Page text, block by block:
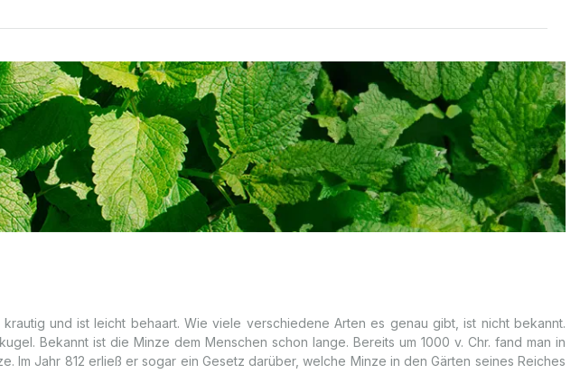
und ist leicht behaart. Wie viele verschiedene Arten es genau gibt, ist nicht bekannt.
Bekannt ist die Minze dem Menschen schon lange. Bereits um 1000 v. Chr. fand man in
Im Jahr 812 erließ er sogar ein Gesetz darüber, welche Minze in den Gärten seines Reiches